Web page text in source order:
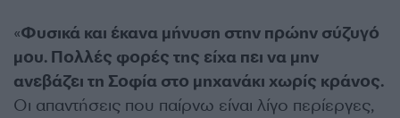
«Φυσικά και έκανα μήνυση στην πρώην σύζυγό
μου. Πολλές φορές της είχα πει να μην
ανεβάζει τη Σοφία στο μηχανάκι χωρίς κράνος.
Οι απαντήσεις που παίρνω είναι λίγο περίεργες,